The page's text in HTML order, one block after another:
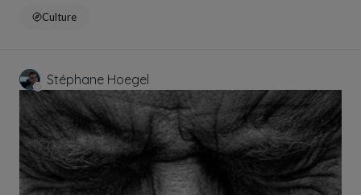
Culture
Stéphane Hoegel